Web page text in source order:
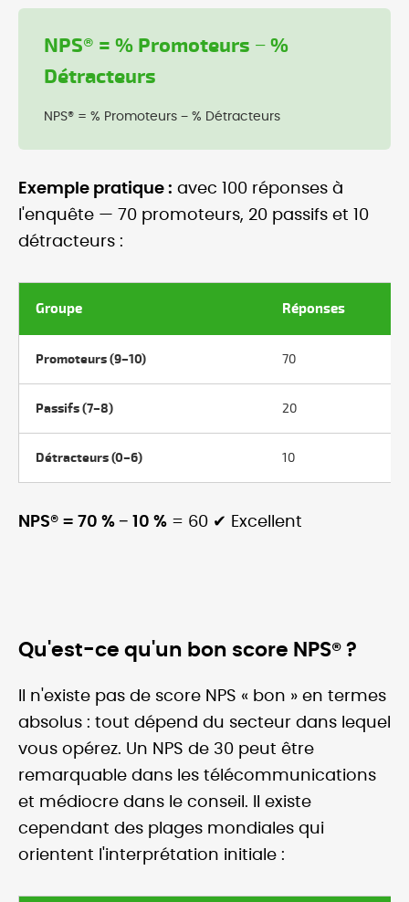
NPS® = % Promoteurs − %
Détracteurs
NPS® = % Promoteurs − % Détracteurs
Exemple pratique : avec 100 réponses à
l'enquête — 70 promoteurs, 20 passifs et 10
détracteurs :
Groupe Réponses
Promoteurs (9–10) 70
Passifs (7–8) 20
Détracteurs (0–6) 10
NPS® = 70 % − 10 % = 60 ✔ Excellent
Qu'est-ce qu'un bon score NPS® ?
Il n'existe pas de score NPS « bon » en termes
absolus : tout dépend du secteur dans lequel
vous opérez. Un NPS de 30 peut être
remarquable dans les télécommunications
et médiocre dans le conseil. Il existe
cependant des plages mondiales qui
orientent l'interprétation initiale :